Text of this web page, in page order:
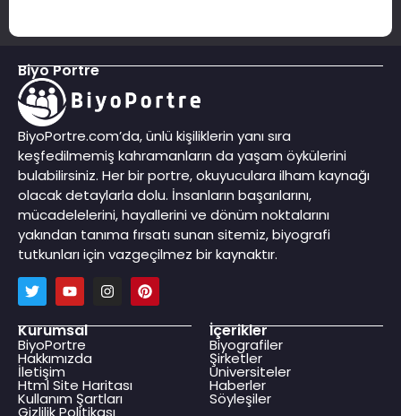
Biyo Portre
BiyoPortre.com’da, ünlü kişiliklerin yanı sıra
keşfedilmemiş kahramanların da yaşam öykülerini
bulabilirsiniz. Her bir portre, okuyuculara ilham kaynağı
olacak detaylarla dolu. İnsanların başarılarını,
mücadelelerini, hayallerini ve dönüm noktalarını
yakından tanıma fırsatı sunan sitemiz, biyografi
tutkunları için vazgeçilmez bir kaynaktır.
Kurumsal
BiyoPortre
Hakkımızda
İletişim
Html Site Haritası
Kullanım Şartları
Gizlilik Politikası
İçerikler
Biyografiler
Şirketler
Üniversiteler
Haberler
Söyleşiler